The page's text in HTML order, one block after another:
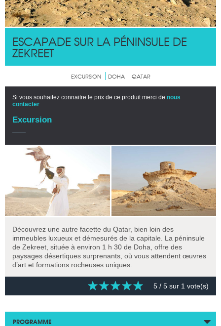
ESCAPADE SUR LA PÉNINSULE DE
ZEKREET
EXCURSION DOHA QATAR
Si vous souhaitez connaitre le prix de ce produit merci de nous
contacter
Excursion
Découvrez une autre facette du Qatar, bien loin des
immeubles luxueux et démesurés de la capitale. La péninsule
de Zekreet, située à environ 1 h 30 de Doha, offre des
paysages désertiques surprenants, où vous attendent œuvres
d’art et formations rocheuses uniques.
5 / 5 sur 1 vote(s)
PROGRAMME